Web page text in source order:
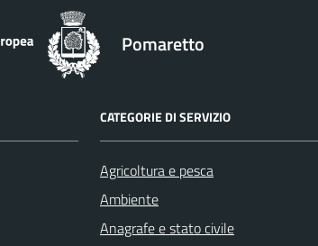
Pomaretto
CATEGORIE DI SERVIZIO
Agricoltura e pesca
Ambiente
Anagrafe e stato civile